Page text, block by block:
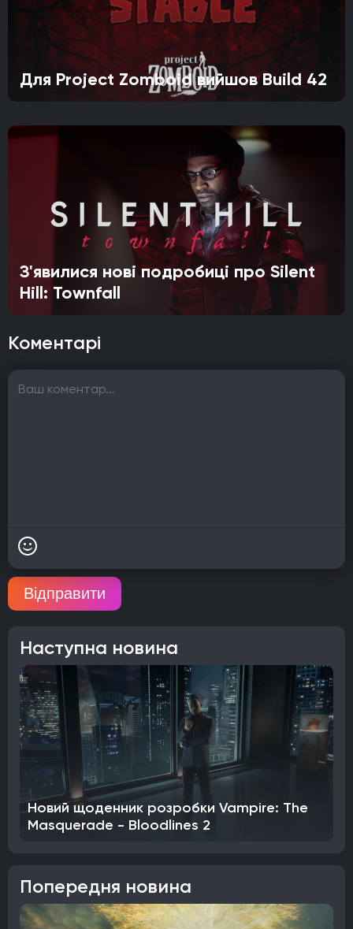
Для Project Zomboid вийшов Build 42
З'явилися нові подробиці про Silent
Hill: Townfall
Коментарі
Відправити
Наступна новина
Новий щоденник розробки Vampire: The
Masquerade - Bloodlines 2
Попередня новина